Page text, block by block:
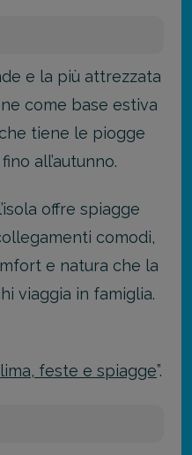
e la più attrezzata
come base estiva
tiene le piogge
all’autunno.
offre spiagge
comodi,
e natura che la
viaggia in famiglia.
feste e spiagge”.